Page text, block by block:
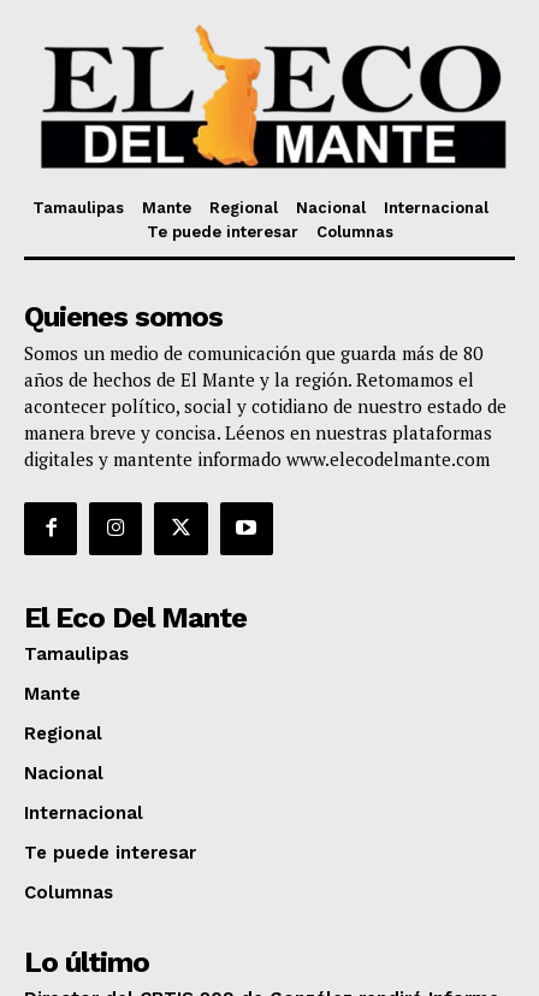
Tamaulipas Mante Regional Nacional
Internacional
Te puede interesar
Columnas
Quienes somos
Somos un medio de comunicación que guarda más de 80
años de hechos de El Mante y la región. Retomamos el
acontecer político, social y cotidiano de nuestro estado de
manera breve y concisa. Léenos en nuestras plataformas
digitales y mantente informado www.elecodelmante.com
El Eco Del Mante
Tamaulipas
Mante
Regional
Nacional
Internacional
Te puede interesar
Columnas
Lo último